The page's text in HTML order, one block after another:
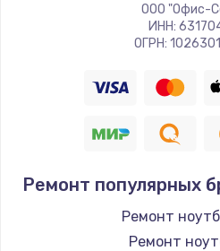
ООО "Офис-
ИНН:
ОГРН:
Ремонт популярных
Ремонт
Ремонт